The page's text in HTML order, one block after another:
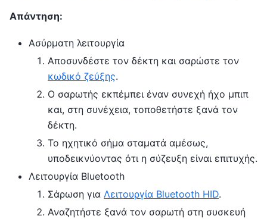
Απάντηση:
Ασύρματη λειτουργία
Αποσυνδέστε τον δέκτη και σαρώστε τον
κωδικό ζεύξης.
Ο σαρωτής εκπέμπει έναν συνεχή ήχο μπιπ
και, στη συνέχεια, τοποθετήστε ξανά τον
δέκτη.
Το ηχητικό σήμα σταματά αμέσως,
υποδεικνύοντας ότι η σύζευξη είναι επιτυχής.
Λειτουργία Bluetooth
Σάρωση για Λειτουργία Bluetooth HID.
Αναζητήστε ξανά τον σαρωτή στη συσκευή